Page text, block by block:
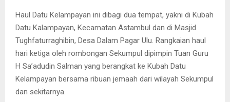
Haul Datu Kelampayan ini dibagi dua tempat, yakni di Kubah
Datu Kalampayan, Kecamatan Astambul dan di Masjid
Tughfaturraghibin, Desa Dalam Pagar Ulu. Rangkaian haul
hari ketiga oleh rombongan Sekumpul dipimpin Tuan Guru
H Sa’adudin Salman yang berangkat ke Kubah Datu
Kelampayan bersama ribuan jemaah dari wilayah Sekumpul
dan sekitarnya.